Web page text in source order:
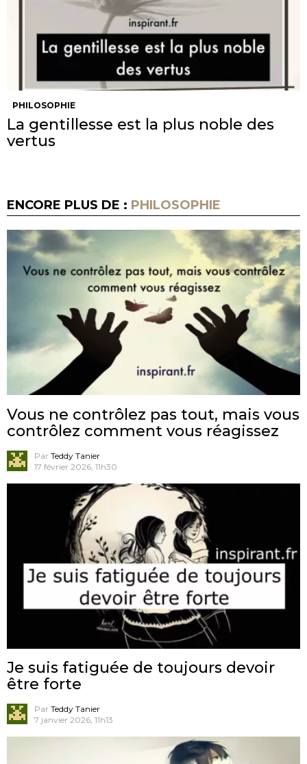
PHILOSOPHIE
La gentillesse est la plus noble des
vertus
ENCORE PLUS DE : PHILOSOPHIE
Vous ne contrôlez pas tout, mais vous
contrôlez comment vous réagissez
Par Teddy Tanier
17 février 2026, 11h30
Je suis fatiguée de toujours devoir
être forte
Par Teddy Tanier
7 janvier 2026, 11h13